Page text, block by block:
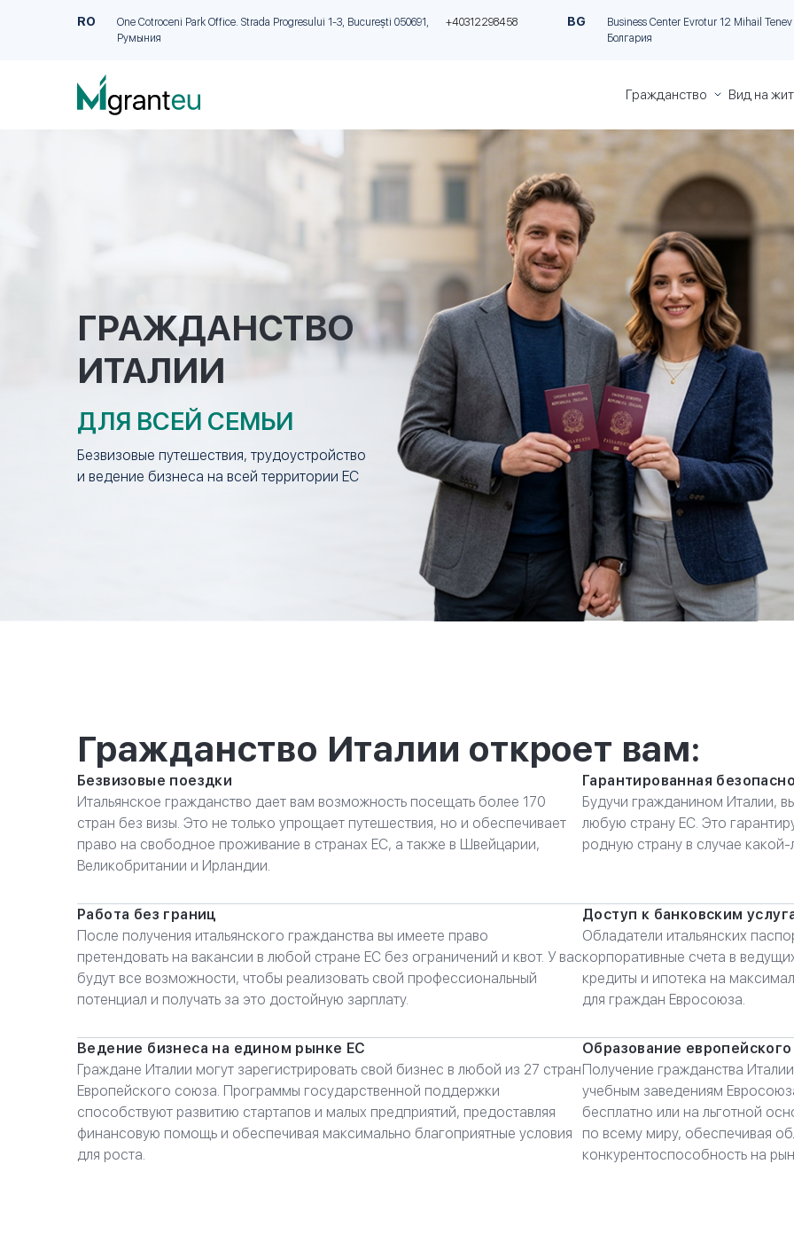
RO
One Cotroceni Park Office. Strada Progresului 1-3, București 050691,
Румыния
+40312298458 BG
Business Center Evrotur 12 Mihail
Болгария
Гражданство
Гражданство
Греции
Гражданство
Италии
Гражданство
Румынии
Гражданство
Болгарии
Вид на
ВНЖ на
ПМЖ на
за
«Золотая
Греции
ВНЖ
ГРАЖДАНСТВО
ИТАЛИИ
ДЛЯ ВСЕЙ СЕМЬИ
Безвизовые путешествия, трудоустройство
и ведение бизнеса на всей территории ЕС
Гражданство Италии откроет вам:
Безвизовые поездки
Итальянское гражданство дает вам возможность посещать более 170
стран без визы. Это не только упрощает путешествия, но и обеспечивает
право на свободное проживание в странах ЕС, а также в Швейцарии,
Великобритании и Ирландии.
Гарантированная
Будучи гражданином Италии,
любую страну ЕС. Это
родную страну в случае
Работа без границ
После получения итальянского гражданства вы имеете право
претендовать на вакансии в любой стране ЕС без ограничений и квот. У вас
будут все возможности, чтобы реализовать свой профессиональный
потенциал и получать за это достойную зарплату.
Доступ к банковским
Обладатели итальянских
корпоративные счета в
кредиты и ипотека на
для граждан Евросоюза.
Ведение бизнеса на едином рынке ЕС
Граждане Италии могут зарегистрировать свой бизнес в любой из 27 стран
Европейского союза. Программы государственной поддержки
способствуют развитию стартапов и малых предприятий, предоставляя
финансовую помощь и обеспечивая максимально благоприятные условия
для роста.
Образование
Получение гражданства
учебным заведениям
бесплатно или на льготной
по всему миру, обеспечивая
конкурентоспособность на